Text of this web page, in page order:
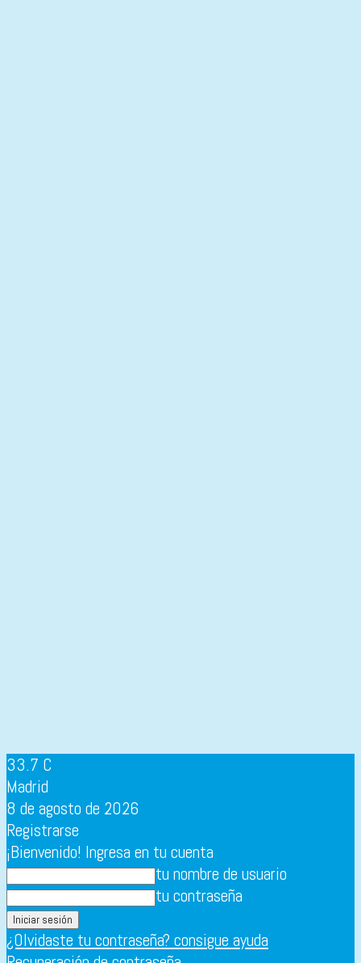
33.7 C
Madrid
8 de agosto de 2026
Registrarse
¡Bienvenido! Ingresa en tu cuenta
tu nombre de usuario
tu contraseña
¿Olvidaste tu contraseña? consigue ayuda